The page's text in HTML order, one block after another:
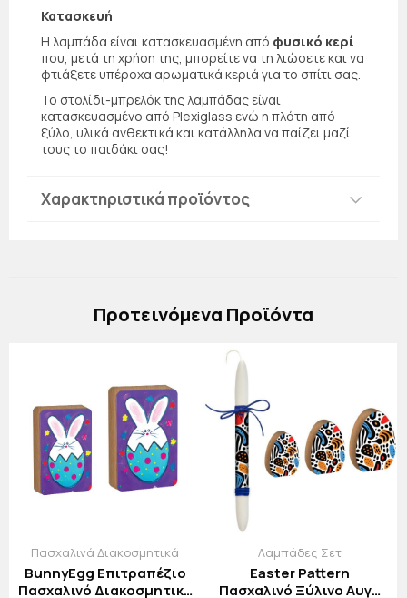
Κατασκευή
Η λαμπάδα είναι κατασκευασμένη από φυσικό κερί
που, μετά τη χρήση της, μπορείτε να τη λιώσετε και να
φτιάξετε υπέροχα αρωματικά κεριά για το σπίτι σας.
Το στολίδι-μπρελόκ της λαμπάδας είναι
κατασκευασμένο από Plexiglass ενώ η πλάτη από
ξύλο, υλικά ανθεκτικά και κατάλληλα να παίζει μαζί
τους το παιδάκι σας!
Χαρακτηριστικά προϊόντος
Πρoτεινόμενα Προϊόντα
Πασχαλινά Διακοσμητικά
BunnyEgg Επιτραπέζιο
Πασχαλινό Διακοσμητικό
Λαμπάδες Σετ
Easter Pattern
Πασχαλινό Ξύλινο Αυγό